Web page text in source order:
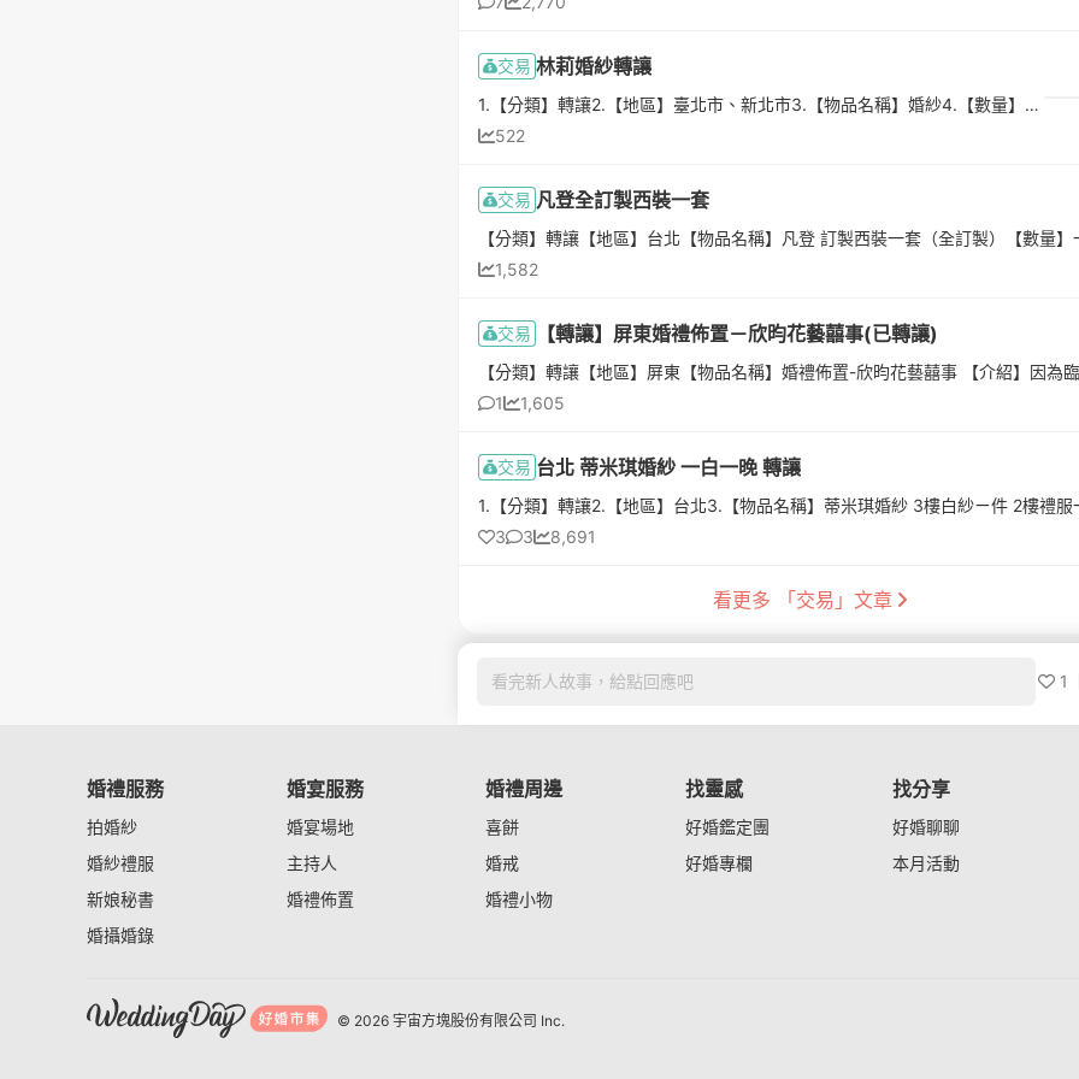
交易 林莉婚紗轉讓
1.【分類】轉讓2.【地區】臺北市、新北市3.【物品名稱】婚紗4.【數量】15.【物品狀態】全新（尚未使用）6.【介紹】「林莉婚紗」宴客禮服單租專案：B方案✨B方案內容：B區白紗*1 + A區晚禮服*2另外還有好禮三選一🎁(1)...
522
交易 凡登全訂製西裝一套
1,582
交易 【轉讓】屏東婚禮佈置－欣昀花藝囍事(已轉讓)
1
1,605
交易 台北 蒂米琪婚紗 一白一晚 轉讓
3
3 8,691
看更多 「交易」文章
看完新人故事，給點回應吧 1
婚禮服務
拍婚紗
婚紗禮服
新娘秘書
婚攝婚錄
婚宴服務
婚宴場地
主持人
婚禮佈置
婚禮周邊
喜餅
婚戒
婚禮小物
找靈感
好婚鑑定團
好婚專欄
找分享
好婚聊聊
本月活動
© 2026 宇宙方塊股份有限公司 Inc.